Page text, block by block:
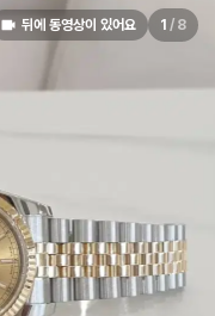
뒤에 동영상이 있어요 1 / 8